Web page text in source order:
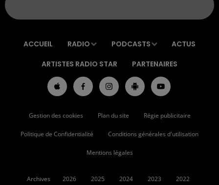
ACCUEIL RADIO PODCASTS ACTUS
ARTISTES RADIO STAR PARTENAIRES
Gestion des cookies Plan du site Régie publicitaire
Politique de Confidentialité Conditions générales d'utilisation
Mentions légales
Archives 2026 2025 2024 2023 2022